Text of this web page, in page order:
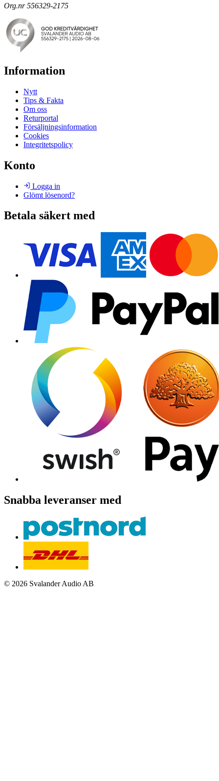
Org.nr 556329-2175
Information
Nytt
Tips & Fakta
Om oss
Returportal
Försäljningsinformation
Cookies
Integritetspolicy
Konto
Logga in
Glömt lösenord?
Betala säkert med
Snabba leveranser med
© 2026 Svalander Audio AB